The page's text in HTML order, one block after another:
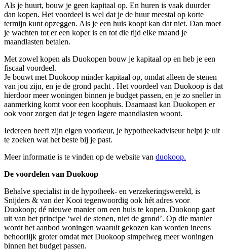
Als je huurt, bouw je geen kapitaal op. En huren is vaak duurder
dan kopen. Het voordeel is wel dat je de huur meestal op korte
termijn kunt opzeggen. Als je een huis koopt kan dat niet. Dan moet
je wachten tot er een koper is en tot die tijd elke maand je
maandlasten betalen.
Met zowel kopen als Duokopen bouw je kapitaal op en heb je een
fiscaal voordeel.
Je bouwt met Duokoop minder kapitaal op, omdat alleen de stenen
van jou zijn, en je de grond pacht . Het voordeel van Duokoop is dat
hierdoor meer woningen binnen je budget passen, en je zo sneller in
aanmerking komt voor een koophuis. Daarnaast kan Duokopen er
ook voor zorgen dat je tegen lagere maandlasten woont.
Iedereen heeft zijn eigen voorkeur, je hypotheekadviseur helpt je uit
te zoeken wat het beste bij je past.
Meer informatie is te vinden op de website van duokoop.
De voordelen van Duokoop
Behalve specialist in de hypotheek- en verzekeringswereld, is
Snijders & van der Kooi tegenwoordig ook hét adres voor
Duokoop; dé nieuwe manier om een huis te kopen. Duokoop gaat
uit van het principe ‘wel de stenen, niet de grond’. Op die manier
wordt het aanbod woningen waaruit gekozen kan worden ineens
behoorlijk groter omdat met Duokoop simpelweg meer woningen
binnen het budget passen.